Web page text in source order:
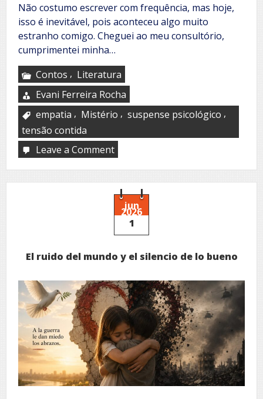
Não costumo escrever com frequência, mas hoje,
isso é inevitável, pois aconteceu algo muito
estranho comigo. Cheguei ao meu consultório,
cumprimentei minha…
Contos , Literatura
Evani Ferreira Rocha
empatia , Mistério , suspense psicológico ,
tensão contida
Leave a Commenton
greve
dos
bichos
jun
2026
1
El ruido del mundo y el silencio de lo bueno